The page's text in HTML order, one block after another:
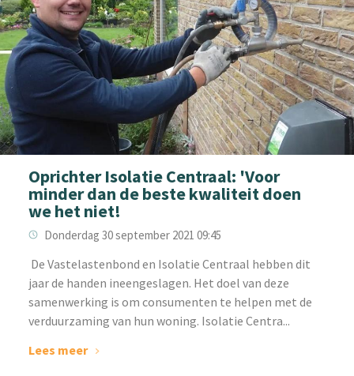
Oprichter Isolatie Centraal: 'Voor
minder dan de beste kwaliteit doen
we het niet!
Donderdag 30 september 2021 09:45
‌ De Vastelastenbond en Isolatie Centraal hebben dit
jaar de handen ineengeslagen. Het doel van deze
samenwerking is om consumenten te helpen met de
verduurzaming van hun woning. Isolatie Centra...
Lees meer